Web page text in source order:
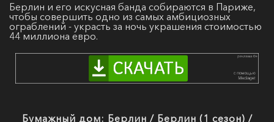
Берлин и его искусная банда собираются в Париже,
чтобы совершить одно из самых амбициозных
ограблений - украсть за ночь украшения стоимостью
44 миллиона евро.
Бумажный дом: Берлин / Берлин (1 сезон) /